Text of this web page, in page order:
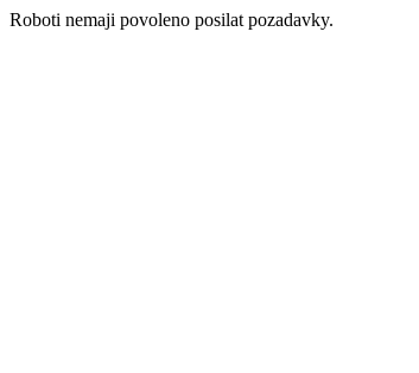
Roboti nemaji povoleno posilat pozadavky.